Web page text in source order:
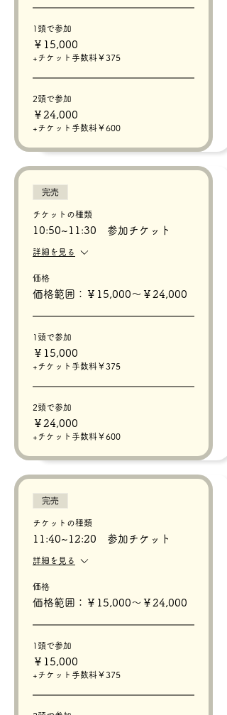
1頭で参加
￥15,000
+チケット手数料￥375
2頭で参加
￥24,000
+チケット手数料￥600
完売
チケットの種類
10:50~11:30 参加チケット
詳細を見る
価格
価格範囲：￥15,000〜￥24,000
1頭で参加
￥15,000
+チケット手数料￥375
2頭で参加
￥24,000
+チケット手数料￥600
完売
チケットの種類
11:40~12:20 参加チケット
詳細を見る
価格
価格範囲：￥15,000〜￥24,000
1頭で参加
￥15,000
+チケット手数料￥375